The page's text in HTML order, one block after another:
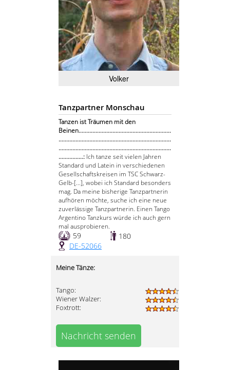
Volker
Tanzpartner Monschau
Tanzen ist Träumen mit den
Beinen............................................................
.........................................................................
.........................................................................
................: Ich tanze seit vielen Jahren
Standard und Latein in verschiedenen
Gesellschaftskreisen im TSC Schwarz-
Gelb-[...], wobei ich Standard besonders
mag. Da meine bisherige Tanzpartnerin
aufhören möchte, suche ich eine neue
zuverlässige Tanzpartnerin. Einen Tango
Argentino Tanzkurs würde ich auch gern
mal ausprobieren.
59
180
DE-52066
Meine Tänze:
Tango:
Wiener Walzer:
Foxtrott:
Nachricht senden